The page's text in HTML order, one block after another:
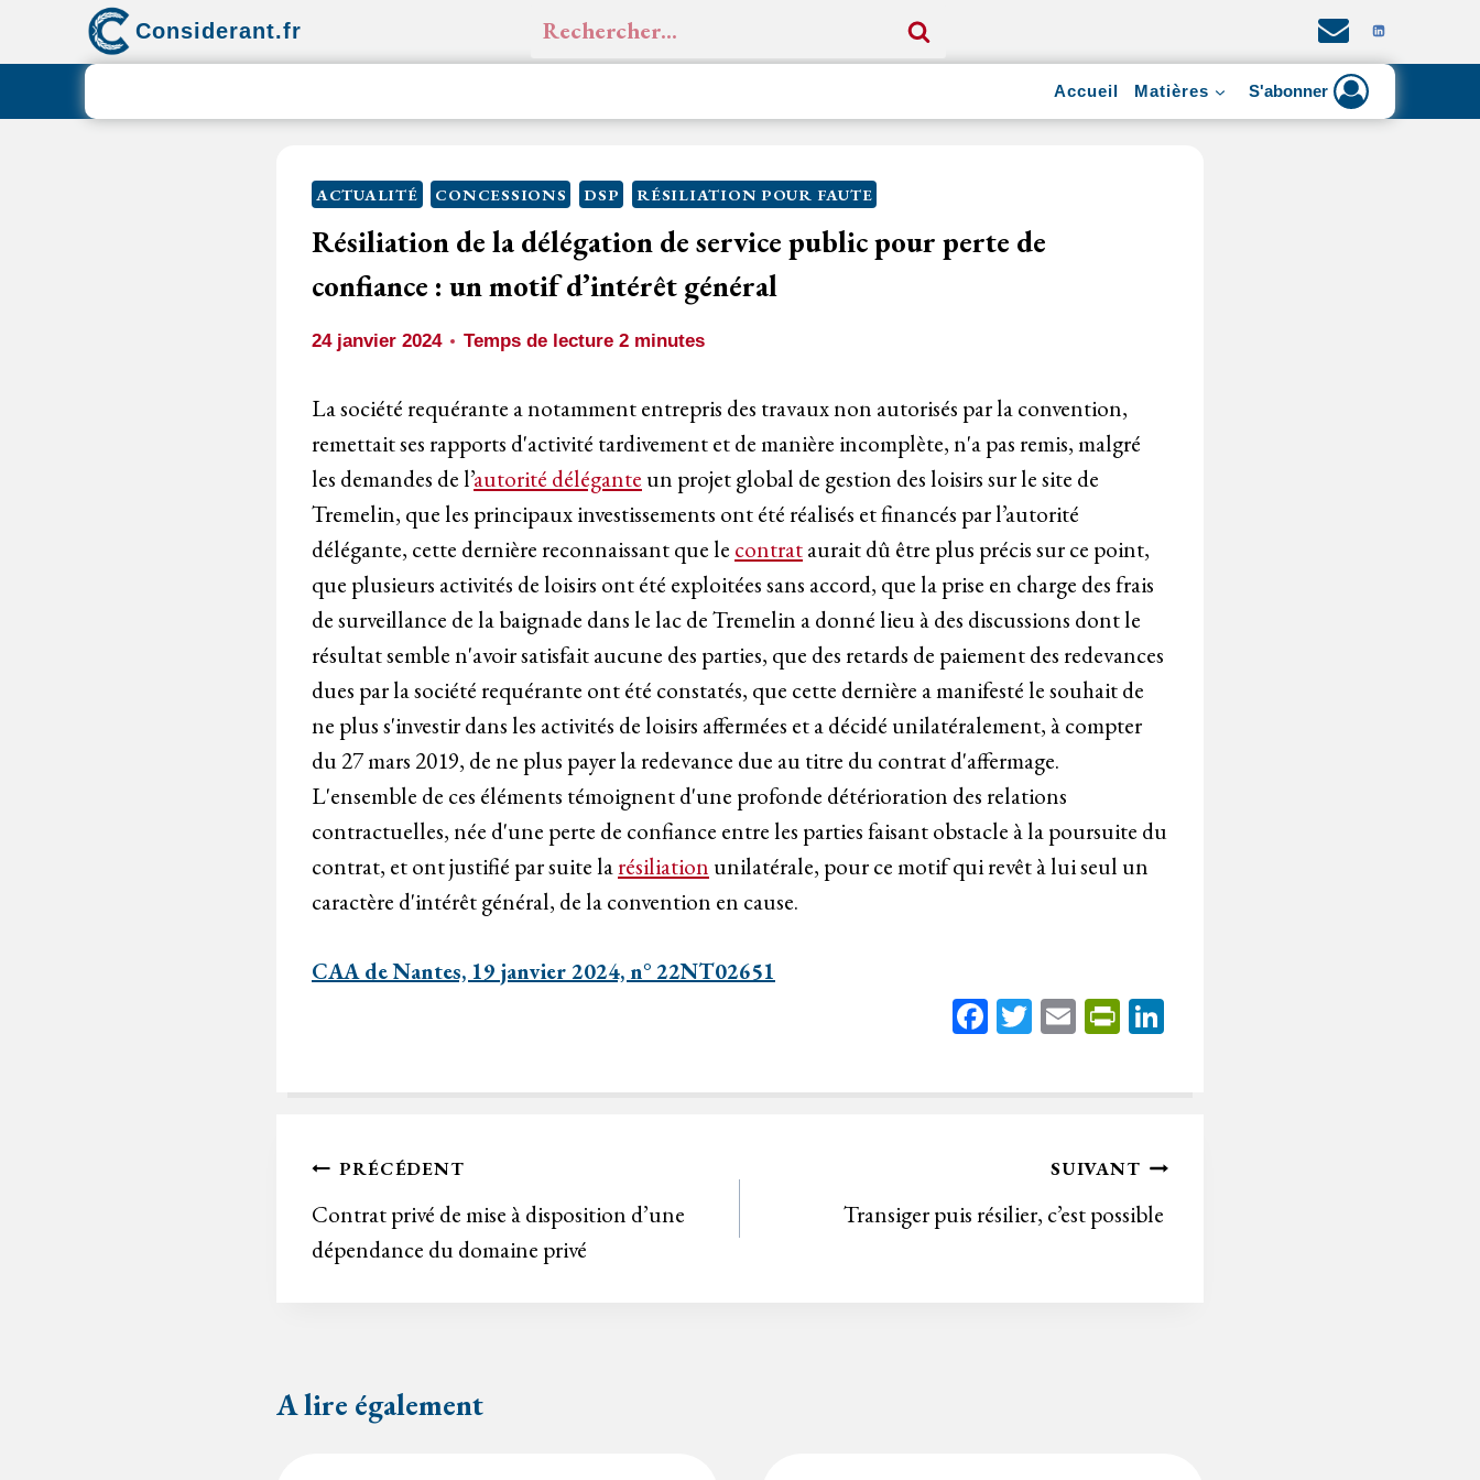
Considerant.fr Rechercher :
Accueil Matières S'abonner
ACTUALITÉ CONCESSIONS DSP RÉSILIATION POUR FAUTE
Résiliation de la délégation de service public pour perte de
confiance : un motif d’intérêt général
24 janvier 2024 Temps de lecture 2 minutes
La société requérante a notamment entrepris des travaux non autorisés par la convention,
remettait ses rapports d'activité tardivement et de manière incomplète, n'a pas remis, malgré
les demandes de l’autorité délégante un projet global de gestion des loisirs sur le site de
Tremelin, que les principaux investissements ont été réalisés et financés par l’autorité
délégante, cette dernière reconnaissant que le contrataurait dû être plus précis sur ce point,
que plusieurs activités de loisirs ont été exploitées sans accord, que la prise en charge des frais
de surveillance de la baignade dans le lac de Tremelin a donné lieu à des discussions dont le
résultat semble n'avoir satisfait aucune des parties, que des retards de paiement des redevances
dues par la société requérante ont été constatés, que cette dernière a manifesté le souhait de
ne plus s'investir dans les activités de loisirs affermées et a décidé unilatéralement, à compter
du 27 mars 2019, de ne plus payer la redevance due au titre du contrat d'affermage.
L'ensemble de ces éléments témoignent d'une profonde détérioration des relations
contractuelles, née d'une perte de confiance entre les parties faisant obstacle à la poursuite du
contrat, et ont justifié par suite larésiliation unilatérale, pour ce motif qui revêt à lui seul un
caractère d'intérêt général, de la convention en cause.
CAA de Nantes, 19 janvier 2024, n° 22NT02651
Fa
bo
T
tt
E
ail
Pr
tF
n
dl
y
ed
Navigation
de
l’article
PRÉCÉDENT
Contrat privé de mise à disposition d’une
dépendance du domaine privé
SUIVANT
Transiger puis résilier, c’est possible
A lire également